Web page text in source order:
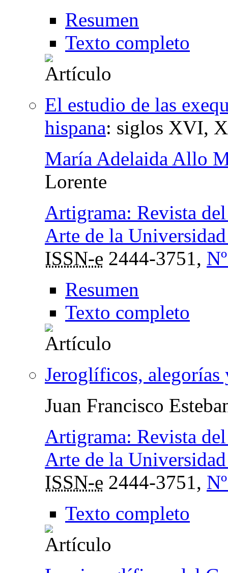
Resumen
Texto completo
El estudio de las
hispana: siglos XVI,
María Adelaida Allo
Lorente
Artigrama: Revista
Arte de la
ISSN-e 2444-3751,
Resumen
Texto completo
Jeroglíficos, alegorías
Juan Francisco
Artigrama: Revista
Arte de la
ISSN-e 2444-3751,
Texto completo